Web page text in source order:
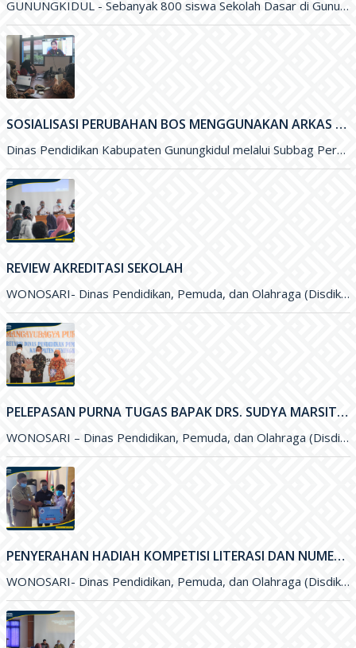
GUNUNGKIDUL - Sebanyak 800 siswa Sekolah Dasar di Gunungkidul menerima Beasiswa Gunungkidul Cerdas dengan besaran per tahun sejumlah Rp. 500 ribu
SOSIALISASI PERUBAHAN BOS MENGGUNAKAN ARKAS TAHUN 2022 MELALUI ZOOM MEETING
Dinas Pendidikan Kabupaten Gunungkidul melalui Subbag Perencanaan melakukan Sosialisasi Perubahan Anggaran Dana BOS menggunakan ARKAS Tahun 2022 melalui media Zoom
REVIEW AKREDITASI SEKOLAH
WONOSARI- Dinas Pendidikan, Pemuda, dan Olahraga (Disdikpora) Kabupaten Gunungkidul melalui Bidang Sekolah Menegah Pertama menyelenggarakan Review Akreditasi Sekolah. Kegiatan yang
PELEPASAN PURNA TUGAS BAPAK DRS. SUDYA MARSITA, M.M. SELAKU SEKRETARIS DISDIKPORA KABUPATEN GUNUNGKIDUL
WONOSARI – Dinas Pendidikan, Pemuda, dan Olahraga (Disdikpora) Kabupaten Gunungkidul menyelenggarakan kegiatan Pelepasan Purna Tugas Bapak Drs. Sudya Marsita, M.M
PENYERAHAN HADIAH KOMPETISI LITERASI DAN NUMERASI TINGKAT NASIONAL
WONOSARI- Dinas Pendidikan, Pemuda, dan Olahraga (Disdikpora) Kabupaten Gunungkidul bekerja sama dengan Pesona Edu, Bank BCA, dan Pabrik Minuman Hillo